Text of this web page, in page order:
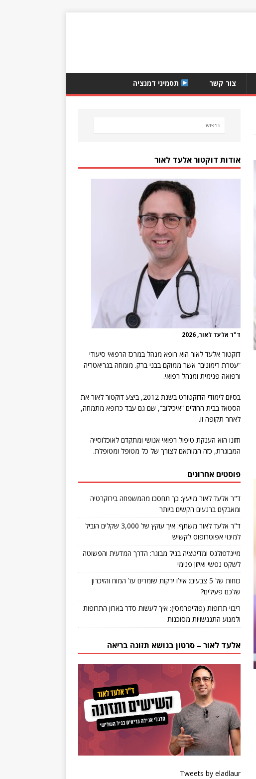
צור קשר תסמיני דמנציה
אודות דוקטור אלעד לאור
ד"ר אלעד לאור, 2026
דוקטור אלעד לאור הוא רופא מנהל במרכז הרפואי סיעודי
“עטרת רימונים” אשר ממוקם בבני ברק. מומחה בגריאטריה
ורפואה פנימית ומנהל רפואי.
בסיום לימודי הדוקטורט בשנת 2012, ביצע דוקטור לאור את
הסטאז’ בבית החולים “איכילוב”, שם גם עבד כרופא מתמחה,
לאחר תקופה זו.
חזונו הוא הענקת טיפול רפואי אנושי ומתקדם לאוכלוסייה
המבוגרת, כזה המותאם לצורך של כל מטופל ומטופלת.
פוסטים אחרונים
ד"ר אלעד לאור מייעץ: כך תחסכו מהמשפחה בירוקרטיה
ומאבקים ברגעים הקשים ביותר
ד"ר אלעד לאור משתף: איך עוקץ של 3,000 שקלים הוביל
למינוי אפוטרופוס לקשיש
מיינדפולנס ומדיטציה בגיל מבוגר: הדרך המדעית והפשוטה
לשקט נפשי ואיזון פנימי
כוחות של 5 צבעים: אילו ירקות שומרים על המוח והזיכרון
שלכם פעילים?
ריבוי תרופות (פוליפרמסי): איך לעשות סדר בארון התרופות
ולמנוע התנגשויות מסוכנות
אלעד לאור – סרטון בנושא תזונה בריאה
Tweets by eladlaur